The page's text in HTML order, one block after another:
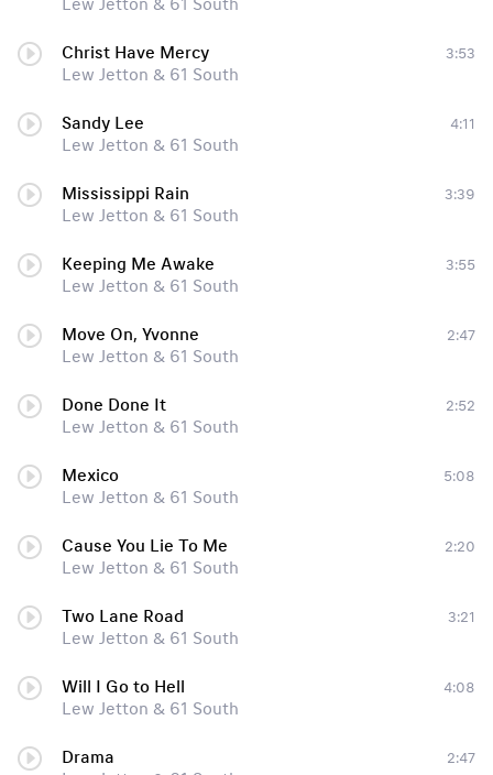
Lew Jetton & 61 South
Christ Have Mercy
Lew Jetton & 61 South
3:53
Sandy Lee
Lew Jetton & 61 South
4:11
Mississippi Rain
Lew Jetton & 61 South
3:39
Keeping Me Awake
Lew Jetton & 61 South
3:55
Move On, Yvonne
Lew Jetton & 61 South
2:47
Done Done It
Lew Jetton & 61 South
2:52
Mexico
Lew Jetton & 61 South
5:08
Cause You Lie To Me
Lew Jetton & 61 South
2:20
Two Lane Road
Lew Jetton & 61 South
3:21
Will I Go to Hell
Lew Jetton & 61 South
4:08
Drama
2:47